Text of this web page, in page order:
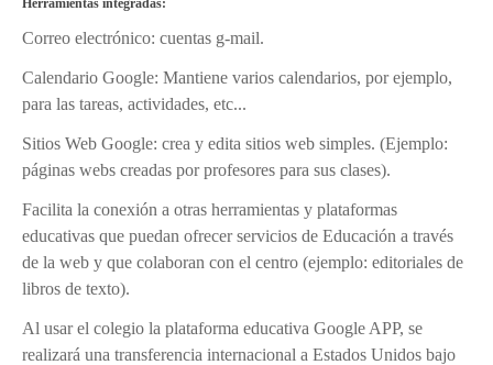
Herramientas integradas:
Correo electrónico: cuentas g-mail.
Calendario Google: Mantiene varios calendarios, por ejemplo,
para las tareas, actividades, etc...
Sitios Web Google: crea y edita sitios web simples. (Ejemplo:
páginas webs creadas por profesores para sus clases).
Facilita la conexión a otras herramientas y plataformas
educativas que puedan ofrecer servicios de Educación a través
de la web y que colaboran con el centro (ejemplo: editoriales de
libros de texto).
Al usar el colegio la plataforma educativa Google APP, se
realizará una transferencia internacional a Estados Unidos bajo